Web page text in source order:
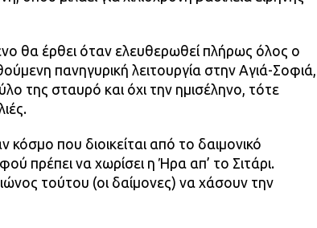
θα έρθει όταν ελευθερωθεί πλήρως όλος ο
πανηγυρική λειτουργία στην Αγιά-Σοφιά,
της σταυρό και όχι την ημισέληνο, τότε
που διοικείται από το δαιμονικό
πρέπει να χωρίσει η Ήρα απ’ το Σιτάρι.
τούτου (οι δαίμονες) να χάσουν την